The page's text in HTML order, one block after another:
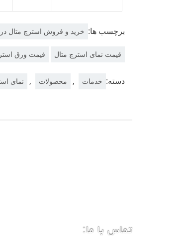
برچسب ها: خرید و فروش استرچ متال
قیمت نمای استرچ متال قیمت ورق
دسته: خدمات , محصولات , نمای
تماس با ما: